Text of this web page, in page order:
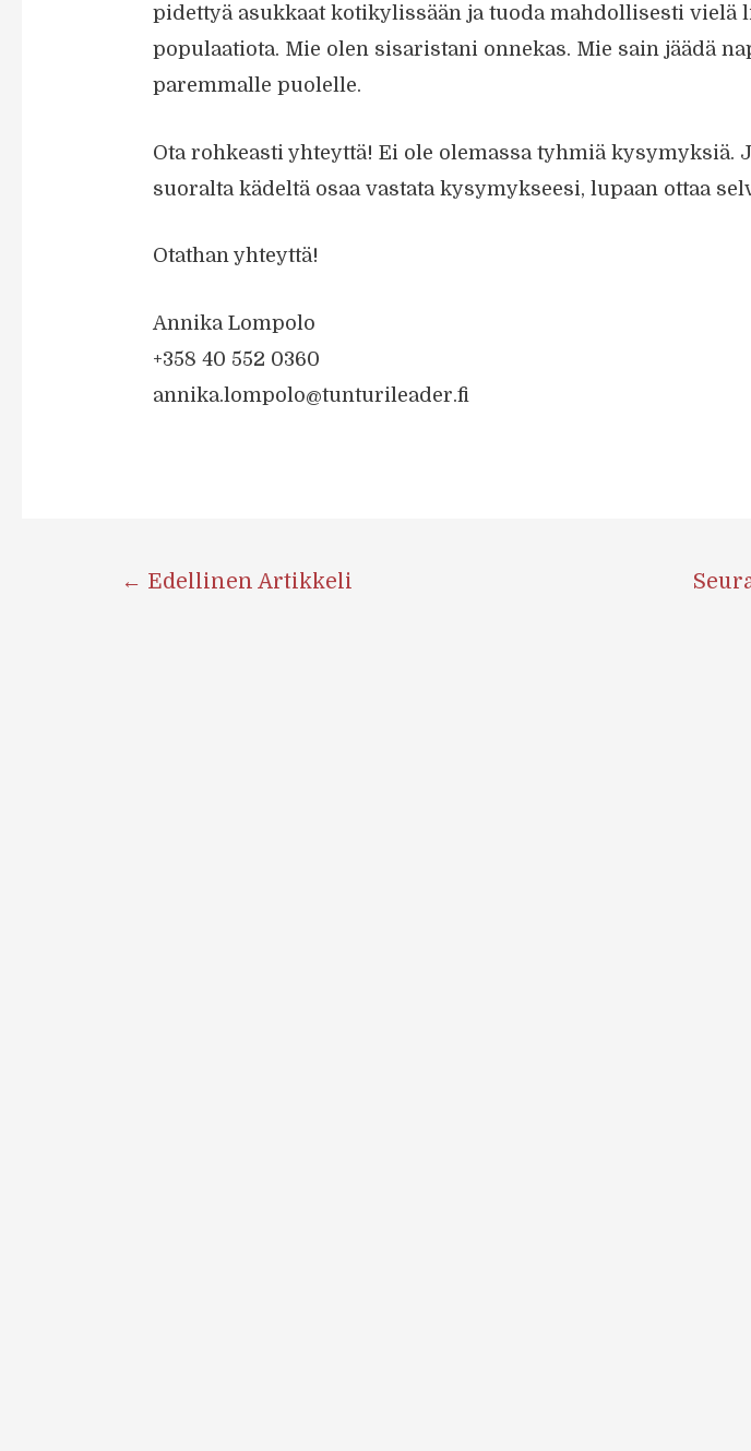
pidettyä asukkaat kotikylissään ja tuoda mahdollisesti vielä
populaatiota. Mie olen sisaristani onnekas. Mie sain jäädä
paremmalle puolelle.
Ota rohkeasti yhteyttä! Ei ole olemassa tyhmiä kysymyksiä.
suoralta kädeltä osaa vastata kysymykseesi, lupaan ottaa
Otathan yhteyttä!
Annika Lompolo
+358 40 552 0360
annika.lompolo@tunturileader.fi
Artikkelien
← Edellinen Artikkeli